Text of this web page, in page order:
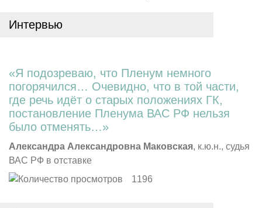
Интервью
«Я подозреваю, что Пленум немного
погорячился… Очевидно, что в той части,
где речь идёт о старых положениях ГК,
постановление Пленума ВАС РФ нельзя
было отменять…»
Александра Александровна Маковская, к.ю.н., судья
ВАС РФ в отставке
1196